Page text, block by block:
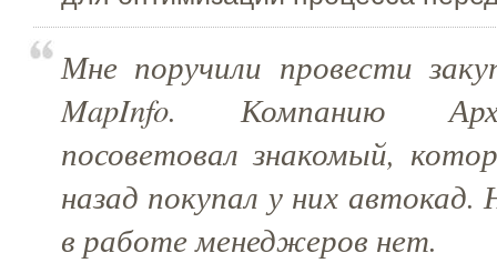
Мне поручили провести
MapInfo. Компанию
посоветовал знакомый,
назад покупал у них автокад.
в работе менеджеров нет.